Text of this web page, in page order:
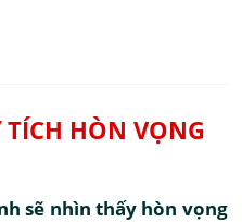
TÍCH HÒN VỌNG
sẽ nhìn thấy hòn vọng